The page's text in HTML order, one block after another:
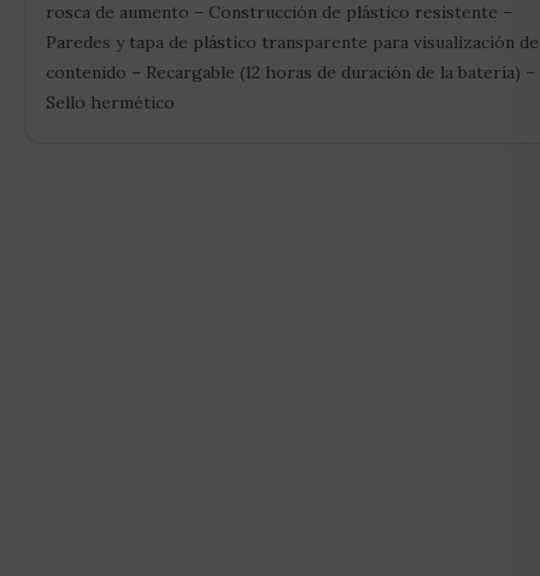
rosca de aumento – Construcción de plástico resistente –
Paredes y tapa de plástico transparente para visualización de
contenido – Recargable (12 horas de duración de la batería) –
Sello hermético